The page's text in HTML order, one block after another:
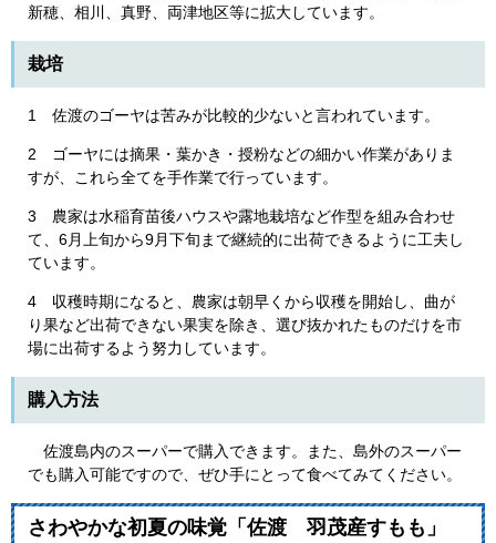
新穂、相川、真野、両津地区等に拡大しています。
栽培
1 佐渡のゴーヤは苦みが比較的少ないと言われています。
2 ゴーヤには摘果・葉かき・授粉などの細かい作業がありま
すが、これら全てを手作業で行っています。
3 農家は水稲育苗後ハウスや露地栽培など作型を組み合わせ
て、6月上旬から9月下旬まで継続的に出荷できるように工夫し
ています。
4 収穫時期になると、農家は朝早くから収穫を開始し、曲が
り果など出荷できない果実を除き、選び抜かれたものだけを市
場に出荷するよう努力しています。
購入方法
佐渡島内のスーパーで購入できます。また、島外のスーパー
でも購入可能ですので、ぜひ手にとって食べてみてください。
さわやかな初夏の味覚「佐渡 羽茂産すもも」